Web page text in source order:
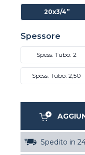
20x3/4”
Spessore
Spess. Tubo: 2
Spess. Tubo: 2,50
Spedito in